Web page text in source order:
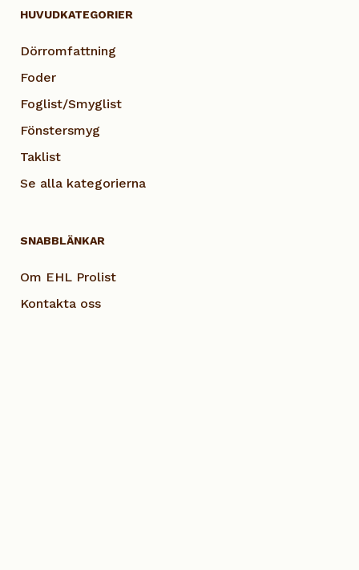
HUVUDKATEGORIER
Dörromfattning
Foder
Foglist/Smyglist
Fönstersmyg
Taklist
Se alla kategorierna
SNABBLÄNKAR
Om EHL Prolist
Kontakta oss